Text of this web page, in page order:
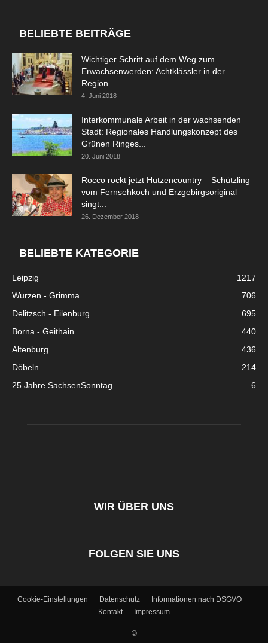
BELIEBTE BEITRÄGE
Wichtiger Schritt auf dem Weg zum
Erwachsenwerden: Achtklässler in der
Region...
4. Juni 2018
Interkommunale Arbeit in der wachsenden
Stadt: Regionales Handlungskonzept des
Grünen Ringes...
20. Juni 2018
Rocco rockt jetzt Hutzencountry – Schützling
vom Fernsehkoch und Erzgebirgsoriginal
singt...
26. Dezember 2018
BELIEBTE KATEGORIE
Leipzig
1217
Wurzen - Grimma
706
Delitzsch - Eilenburg
695
Borna - Geithain
440
Altenburg
436
Döbeln
214
25 Jahre SachsenSonntag
6
WIR ÜBER UNS
FOLGEN SIE UNS
Cookie-Einstellungen Datenschutz
Informationen nach DSGVO
Kontakt
Impressum
©